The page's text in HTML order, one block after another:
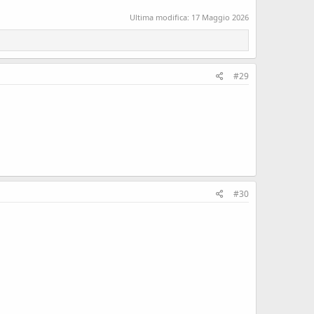
Ultima modifica: 17 Maggio 2026
#29
#30